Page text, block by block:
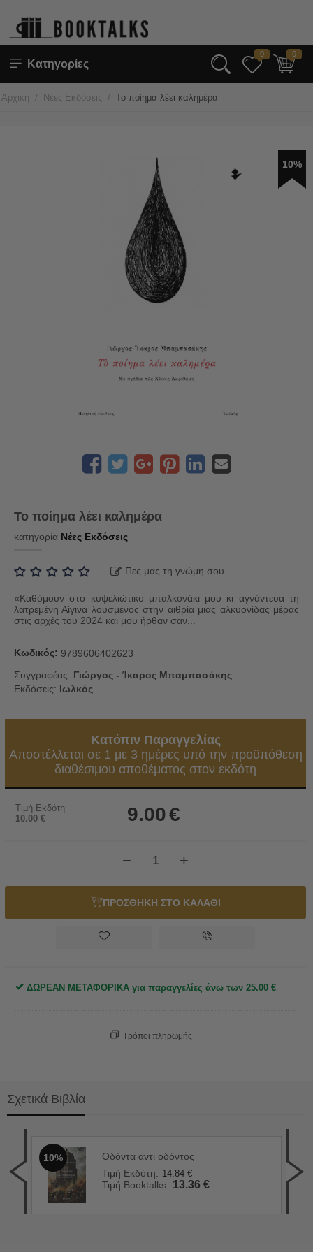
Κατηγορίες
0 0
Αρχική / Νέες Εκδόσεις / Το ποίημα λέει καλημέρα
10%
Το ποίημα λέει καλημέρα
κατηγορία Νέες Εκδόσεις
Πες μας τη γνώμη σου
«Καθόμουν στο κυψελιώτικο μπαλκονάκι μου κι αγνάντευα τη
λατρεμένη Αίγινα λουσμένος στην αιθρία μιας αλκυονίδας μέρας
στις αρχές του 2024 και μου ήρθαν σαν...
Κωδικός: 9789606402623
Συγγραφέας: Γιώργος - Ίκαρος Μπαμπασάκης
Εκδόσεις: Ιωλκός
Κατόπιν Παραγγελίας
Αποστέλλεται σε 1 με 3 ημέρες υπό την προϋπόθεση
διαθέσιμου αποθέματος στον εκδότη
Τιμή Εκδότη
10.00 € 9.00€
+
−
ΠΡΟΣΘΗΚΗ ΣΤΟ ΚΑΛΑΘΙ
ΔΩΡΕΑΝ ΜΕΤΑΦΟΡΙΚΑ για παραγγελίες άνω των 25.00 €
Τρόποι πληρωμής
Σχετικά Βιβλία
10%
Οδόντα αντί οδόντος
Τιμή Εκδότη: 14.84 €
Τιμή Booktalks: 13.36 €